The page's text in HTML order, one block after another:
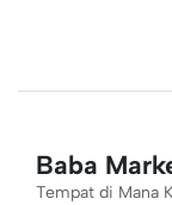
Baba
Tempat di Mana